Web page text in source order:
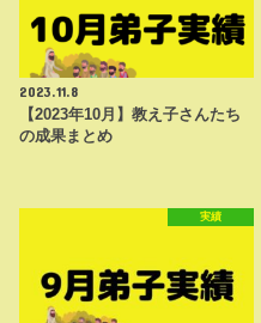
2023.11.8
【2023年10月】教え子さんたち
の成果まとめ
実績